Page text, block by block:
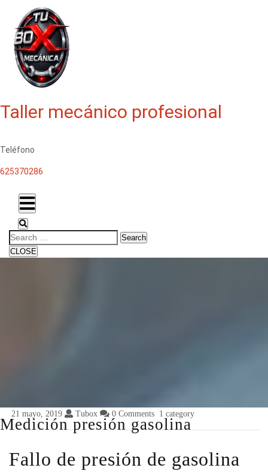
Taller mecánico profesional
Teléfono
625370286
Search
CLOSE
Medición presión gasolina
21 mayo, 2019 Tubox 0 Comments 1 category
Fallo de presión de gasolina